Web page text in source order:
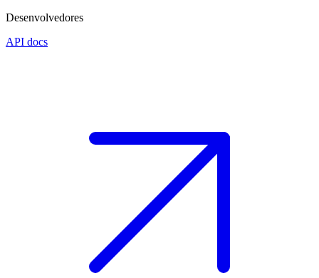
Desenvolvedores
API docs